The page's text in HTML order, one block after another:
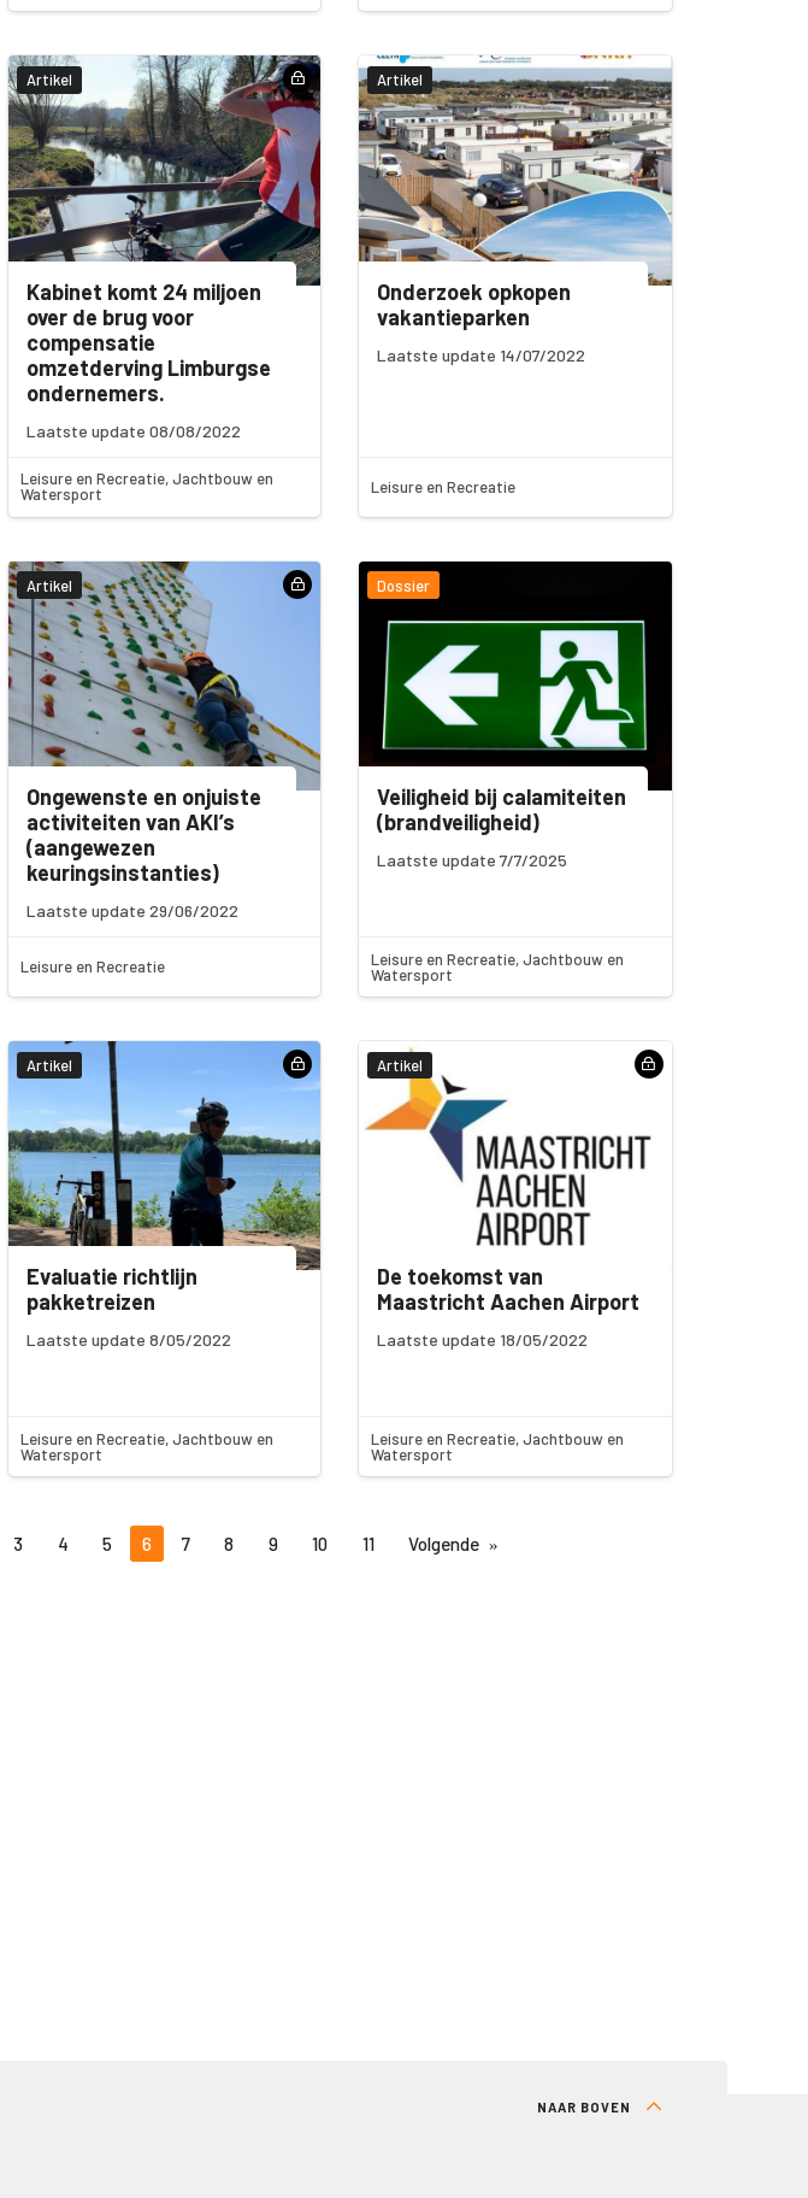
Artikel
Kabinet komt 24 miljoen
over de brug voor
compensatie
omzetderving Limburgse
ondernemers.
Laatste update 08/08/2022
Leisure en Recreatie, Jachtbouw en
Watersport
Artikel
Onderzoek opkopen
vakantieparken
Laatste update 14/07/2022
Leisure en Recreatie
Artikel
Ongewenste en onjuiste
activiteiten van AKI’s
(aangewezen
keuringsinstanties)
Laatste update 29/06/2022
Leisure en Recreatie
Dossier
Veiligheid bij calamiteiten
(brandveiligheid)
Laatste update 7/7/2025
Leisure en Recreatie, Jachtbouw en
Watersport
Artikel
Evaluatie richtlijn
pakketreizen
Laatste update 8/05/2022
Leisure en Recreatie, Jachtbouw en
Watersport
Artikel
De toekomst van
Maastricht Aachen Airport
Laatste update 18/05/2022
Leisure en Recreatie, Jachtbouw en
Watersport
3 4 5 6 7 8 9 10 11 Volgende
NAAR BOVEN